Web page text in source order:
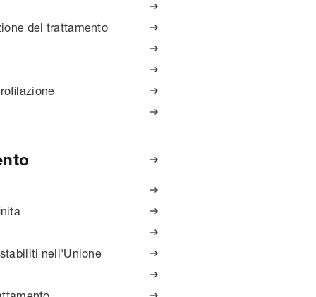

del trattamento 








nell'Unione 
